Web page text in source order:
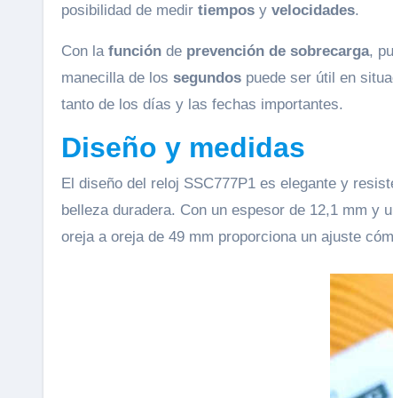
posibilidad de medir tiempos y velocidades.
Con la función de prevención de sobrecarga,
manecilla de los segundos puede ser útil en
tanto de los días y las fechas importantes.
Diseño y medidas
El diseño del reloj SSC777P1 es elegante y
belleza duradera. Con un espesor de 12,1 mm y
oreja a oreja de 49 mm proporciona un ajuste